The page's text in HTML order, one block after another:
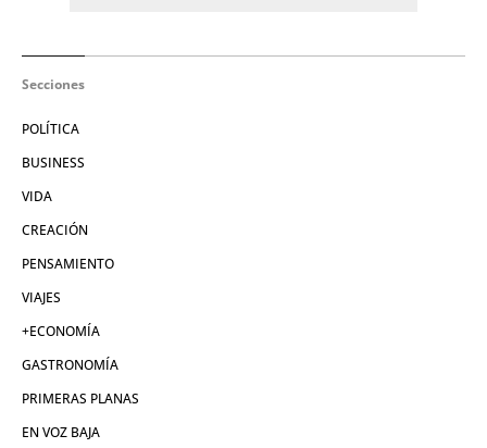
Secciones
POLÍTICA
BUSINESS
VIDA
CREACIÓN
PENSAMIENTO
VIAJES
+ECONOMÍA
GASTRONOMÍA
PRIMERAS PLANAS
EN VOZ BAJA